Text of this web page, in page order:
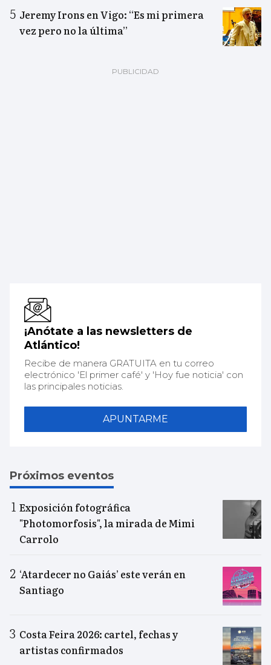
Jeremy Irons en Vigo: “Es mi primera
vez pero no la última”
¡Anótate a las newsletters de
Atlántico!
Recibe de manera GRATUITA en tu correo
electrónico 'El primer café' y 'Hoy fue noticia' con
las principales noticias.
APUNTARME
Próximos eventos
Exposición fotográfica
"Photomorfosis", la mirada de Mimi
Carrolo
‘Atardecer no Gaiás’ este verán en
Santiago
Costa Feira 2026: cartel, fechas y
artistas confirmados